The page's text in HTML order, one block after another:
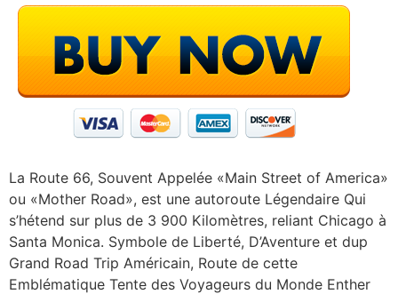
La Route 66, Souvent Appelée «Main Street of America»
ou «Mother Road», est une autoroute Légendaire Qui
s’hétend sur plus de 3 900 Kilomètres, reliant Chicago à
Santa Monica. Symbole de Liberté, D’Aventure et dup
Grand Road Trip Américain, Route de cette
Emblématique Tente des Voyageurs du Monde Enther